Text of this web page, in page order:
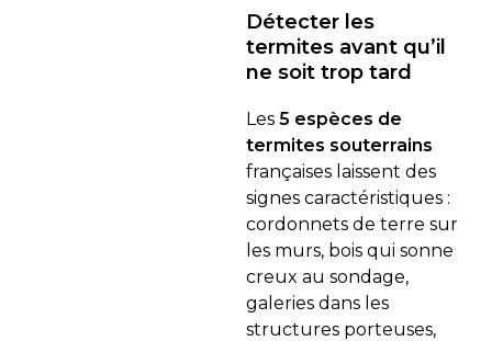
Détecter les
termites avant qu’il
ne soit trop tard
Les 5 espèces de
termites souterrains
françaises laissent des
signes caractéristiques :
cordonnets de terre sur
les murs, bois qui sonne
creux au sondage,
galeries dans les
structures porteuses,